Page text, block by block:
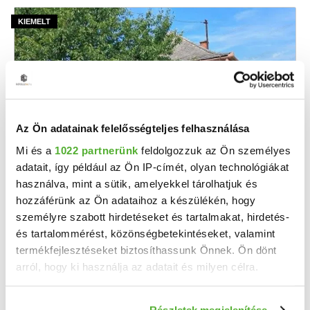
Az Ön adatainak felelősségteljes felhasználása
Mi és a 1022 partnerünk feldolgozzuk az Ön személyes
adatait, így például az Ön IP-címét, olyan technológiákat
használva, mint a sütik, amelyekkel tárolhatjuk és
hozzáférünk az Ön adataihoz a készülékén, hogy
személyre szabott hirdetéseket és tartalmakat, hirdetés-
és tartalommérést, közönségbetekintéseket, valamint
termékfejlesztéseket biztosíthassunk Önnek. Ön dönt
arról, hogy ki használja az adatait és milyen célra.
22 M Ft 338 462 Ft/m
Törökszentmiklós - Eladó családi ház
2 szoba 65 m
2
telekméret: 452 m² építés éve: 1970